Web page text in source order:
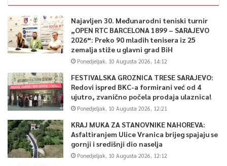
0
Article Rating
Najavljen 30. Međunarodni teniski turnir
„OPEN RTC BARCELONA 1899 – SARAJEVO
2026“: Preko 90 mladih tenisera iz 25
zemalja stiže u glavni grad BiH
Ponedjeljak, 10 Augusta 2026, 14:12
FESTIVALSKA GROZNICA TRESE SARAJEVO:
Redovi ispred BKC-a formirani već od 4
ujutro, zvanično počela prodaja ulaznica!
Ponedjeljak, 10 Augusta 2026, 12:21
KRAJ MUKA ZA STANOVNIKE NAHOREVA:
Asfaltiranjem Ulice Vranica brijeg spajaju se
gornji i središnji dio naselja
Ponedjeljak, 10 Augusta 2026, 12:12